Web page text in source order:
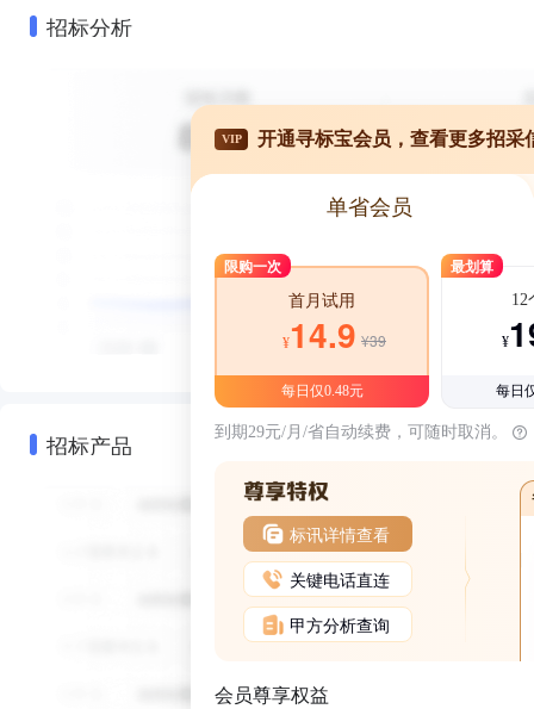
招标分析
招标产品
VIP 开通寻标宝会员，查看更多招采
单省会员
限购一次
首月试用
¥14.9 ¥39
每日仅0.48元
最划算
12
¥
每日
到期29元/月/省自动续费，可随时取消。
标讯详情查看
关键电话直连
甲方分析查询
会员尊享权益